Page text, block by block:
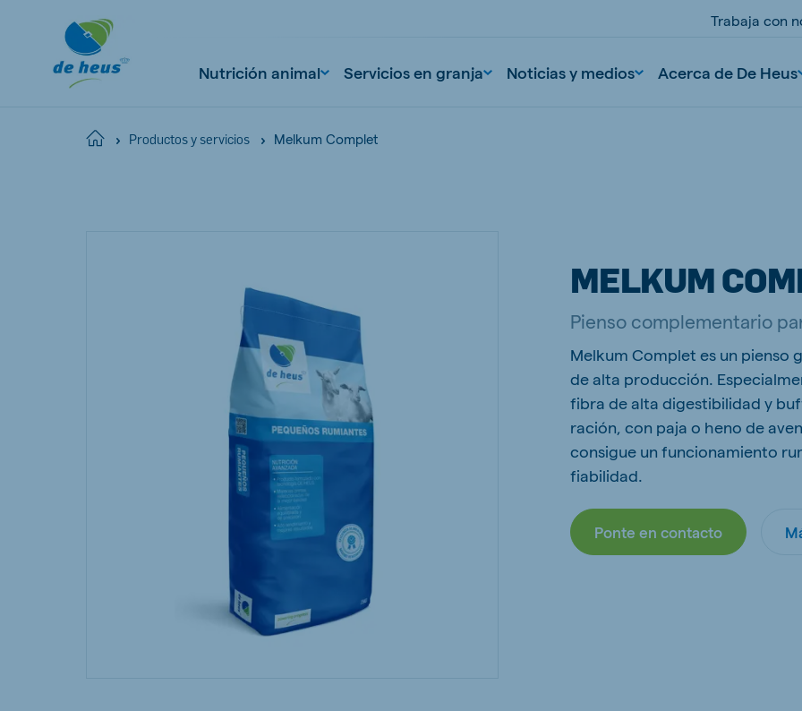
Trabaja con
Nutrición animal Servicios en granja Noticias y medios Acerca de De Heus
Home Productos y servicios Melkum Complet
MELKUM
Pienso complementario
Melkum Complet es un pienso
de alta producción.
fibra de alta digestibilidad y
ración, con paja o heno de
consigue un funcionamiento
fiabilidad.
Ponte en contacto
Poland
Polish
Portugal
Portuguese
Spanish
Serbia
Serbian
Slovakia
Slovak
Myanmar
India